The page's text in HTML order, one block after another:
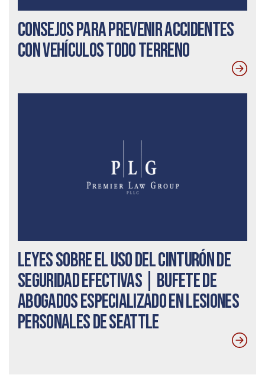
Consejos para prevenir accidentes
con vehículos todo terreno
Leyes sobre el uso del cinturón de
seguridad efectivas | Bufete de
abogados especializado en lesiones
personales de Seattle